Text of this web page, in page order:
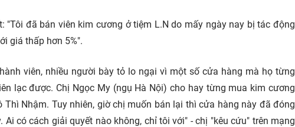
"Tôi đã bán viên kim cương ở tiệm L.N do mấy ngày nay bị tác động
giá thấp hơn 5%".
viên, nhiều người bày tỏ lo ngại vì một số cửa hàng mà họ từng
lạc được. Chị Ngọc My (ngụ Hà Nội) cho hay từng mua kim cương
Nhậm. Tuy nhiên, giờ chị muốn bán lại thì cửa hàng này đã đóng
có cách giải quyết nào không, chỉ tôi với" - chị "kêu cứu" trên mạng